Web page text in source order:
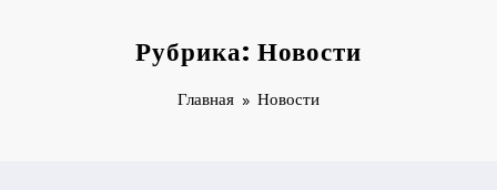
Рубрика: Новости
Главная Новости